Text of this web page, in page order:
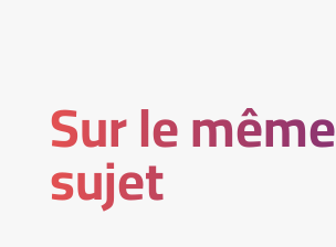
Sur le même
sujet